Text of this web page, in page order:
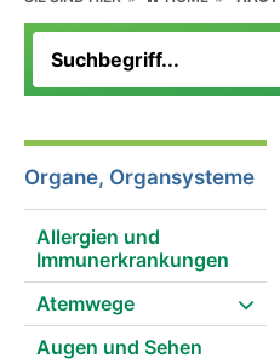
Organe, Organsysteme
Allergien und
Immunerkrankungen
Atemwege
Augen und Sehen